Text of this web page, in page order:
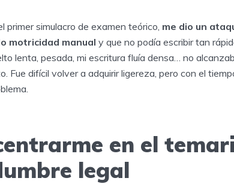
primer simulacro de examen teórico, me dio un
motricidad manual y que no podía escribir tan
lenta, pesada, mi escritura fluía densa… no
Fue difícil volver a adquirir ligereza, pero con el
en el
legal